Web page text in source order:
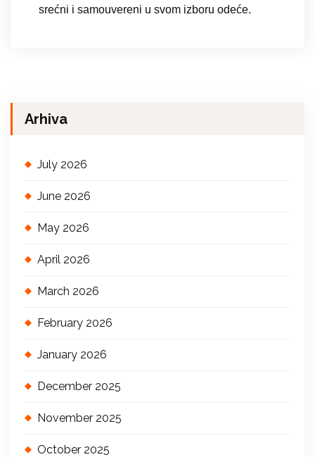
srećni i samouvereni u svom izboru odeće.
Arhiva
July 2026
June 2026
May 2026
April 2026
March 2026
February 2026
January 2026
December 2025
November 2025
October 2025